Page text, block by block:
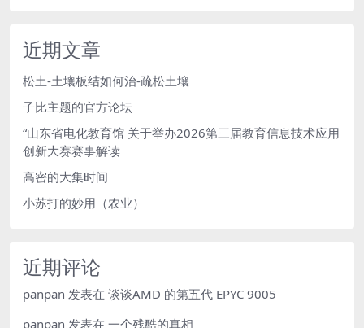
近期文章
松土-土壤板结如何治-疏松土壤
子比主题的官方论坛
“山东省电化教育馆 关于举办2026第三届教育信息技术应用
创新大赛赛事解读
高密的大集时间
小苏打的妙用（农业）
近期评论
panpan 发表在 谈谈AMD 的第五代 EPYC 9005
panpan 发表在 一个残酷的真相